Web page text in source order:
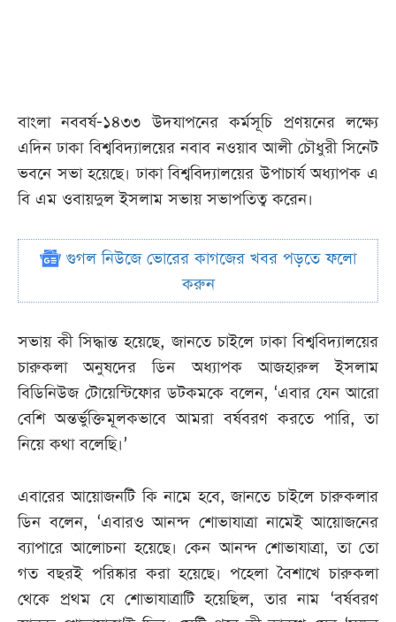
বাংলা নববর্ষ-১৪৩৩ উদযাপনের কর্মসূচি প্রণয়নের লক্ষ্যে
এদিন ঢাকা বিশ্ববিদ্যালয়ের নবাব নওয়াব আলী চৌধুরী সিনেট
ভবনে সভা হয়েছে। ঢাকা বিশ্ববিদ্যালয়ের উপাচার্য অধ্যাপক এ
বি এম ওবায়দুল ইসলাম সভায় সভাপতিত্ব করেন।
গুগল নিউজে ভোরের কাগজের খবর পড়তে ফলো
করুন
সভায় কী সিদ্ধান্ত হয়েছে, জানতে চাইলে ঢাকা বিশ্ববিদ্যালয়ের
চারুকলা অনুষদের ডিন অধ্যাপক আজহারুল ইসলাম
বিডিনিউজ টোয়েন্টিফোর ডটকমকে বলেন, ‘এবার যেন আরো
বেশি অন্তর্ভুক্তিমূলকভাবে আমরা বর্ষবরণ করতে পারি, তা
নিয়ে কথা বলেছি।’
এবারের আয়োজনটি কি নামে হবে, জানতে চাইলে চারুকলার
ডিন বলেন, ‘এবারও আনন্দ শোভাযাত্রা নামেই আয়োজনের
ব্যাপারে আলোচনা হয়েছে। কেন আনন্দ শোভাযাত্রা, তা তো
গত বছরই পরিষ্কার করা হয়েছে। পহেলা বৈশাখে চারুকলা
থেকে প্রথম যে শোভাযাত্রাটি হয়েছিল, তার নাম ‘বর্ষবরণ